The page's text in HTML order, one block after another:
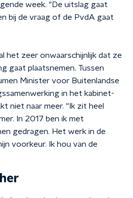
week. "De uitslag gaat
bij de vraag of de PvdA gaat
het zeer onwaarschijnlijk dat ze
gaat plaatsnemen. Tussen
Minister voor Buitenlandse
in het kabinet-
niet naar meer. "Ik zit heel
In 2017 ben ik met
gedragen. Het werk in de
voorkeur. Ik hou van de